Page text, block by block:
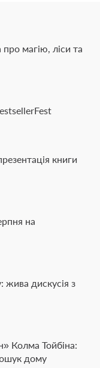
магію, ліси та
книги
на
жива дискусія з
Колма Тойбіна:
дому